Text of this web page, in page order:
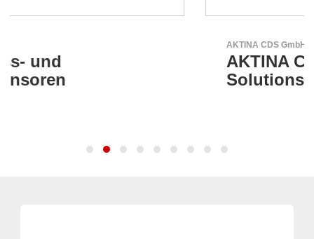
AKTINA CDS - Supply Chain
Solutions